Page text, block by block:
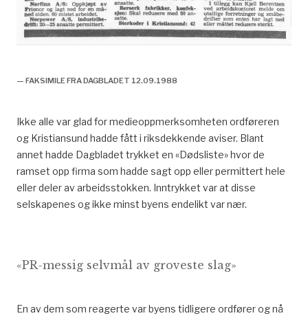
— FAKSIMILE FRA DAGBLADET 12.09.1988
Ikke alle var glad for medieoppmerksomheten ordføreren
og Kristiansund hadde fått i riksdekkende aviser. Blant
annet hadde Dagbladet trykket en «Dødsliste» hvor de
ramset opp firma som hadde sagt opp eller permittert hele
eller deler av arbeidsstokken. Inntrykket var at disse
selskapenes og ikke minst byens endelikt var nær.
«PR-messig selvmål av groveste slag»
En av dem som reagerte var byens tidligere ordfører og nå